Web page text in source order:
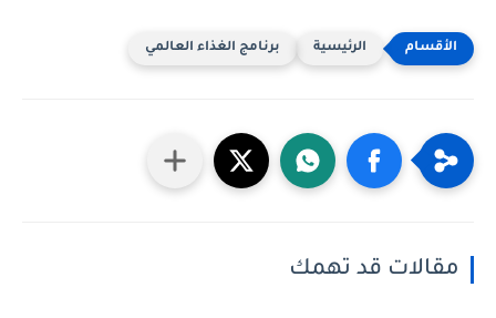
الرئيسية برنامج الغذاء العالمي
مقالات قد تهمك